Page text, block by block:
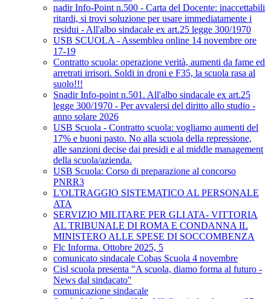
nadir Info-Point n.500 - Carta del Docente: inaccettabili
ritardi, si trovi soluzione per usare immediatamente i
residui - All'albo sindacale ex art.25 legge 300/1970
USB SCUOLA - Assemblea online 14 novembre ore
17-19
Contratto scuola: operazione verità, aumenti da fame ed
arretrati irrisori. Soldi in droni e F35, la scuola rasa al
suolo!!!
Snadir Info-point n.501. All'albo sindacale ex art.25
legge 300/1970 - Per avvalersi del diritto allo studio -
anno solare 2026
USB Scuola - Contratto scuola: vogliamo aumenti del
17% e buoni pasto. No alla scuola della repressione,
alle sanzioni decise dai presidi e al middle management
della scuola/azienda.
USB Scuola: Corso di preparazione al concorso
PNRR3
L'OLTRAGGIO SISTEMATICO AL PERSONALE
ATA
SERVIZIO MILITARE PER GLI ATA- VITTORIA
AL TRIBUNALE DI ROMA E CONDANNA IL
MINISTERO ALLE SPESE DI SOCCOMBENZA
Flc Informa. Ottobre 2025, 5
comunicato sindacale Cobas Scuola 4 novembre
Cisl scuola presenta "A scuola, diamo forma al futuro -
News dal sindacato"
comunicazione sindacale